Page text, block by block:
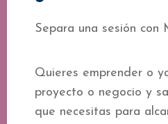
Separa una sesión
Quieres emprender o
proyecto o negocio y
que necesitas para